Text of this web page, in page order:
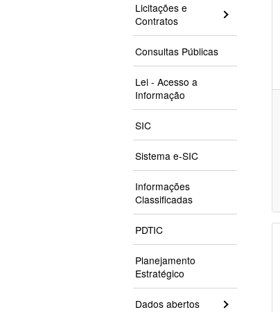
Licitações e
Contratos
Consultas Públicas
Lei - Acesso a
Informação
SIC
Sistema e-SIC
Informações
Classificadas
PDTIC
Planejamento
Estratégico
Dados abertos